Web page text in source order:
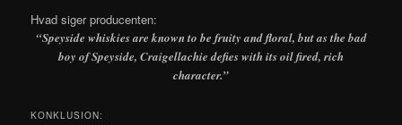
Hvad siger producenten:
“Speyside whiskies are known to be fruity and floral, but as the bad
boy of Speyside, Craigellachie defies with its oil fired, rich
character.”
KONKLUSION: